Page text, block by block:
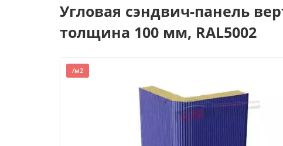
Угловая сэндвич-панель
толщина 100 мм, RAL5002
/м2